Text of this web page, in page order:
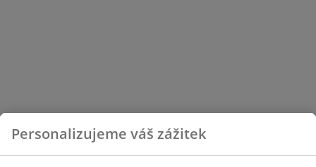
Personalizujeme váš zážitek